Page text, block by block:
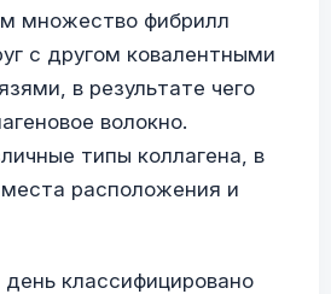
множество фибрилл
с другом ковалентными
в результате чего
волокно.
типы коллагена, в
расположения и
классифицировано